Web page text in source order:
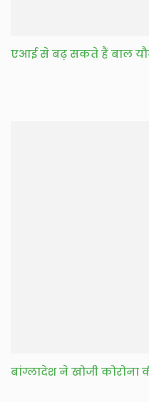
एआई से बढ़ सकते हैं बाल
बांग्लादेश ने खोजी कोरोना